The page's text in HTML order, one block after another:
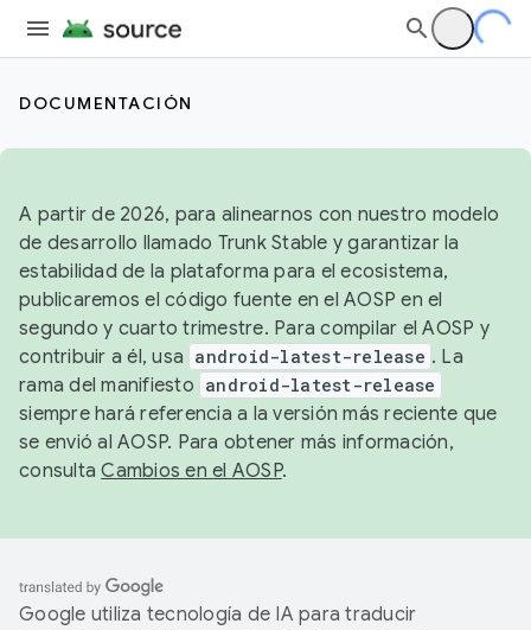
DOCUMENTACIÓN
A partir de 2026, para alinearnos con nuestro modelo
de desarrollo llamado Trunk Stable y garantizar la
estabilidad de la plataforma para el ecosistema,
publicaremos el código fuente en el AOSP en el
segundo y cuarto trimestre. Para compilar el AOSP y
contribuir a él, usa android-latest-release . La
rama del manifiesto android-latest-release
siempre hará referencia a la versión más reciente que
se envió al AOSP. Para obtener más información,
consultaCambios en el AOSP.
Google utiliza tecnología de IA para traducir